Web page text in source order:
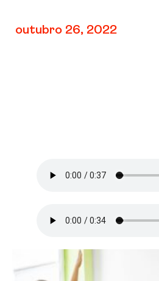
outubro 26, 2022